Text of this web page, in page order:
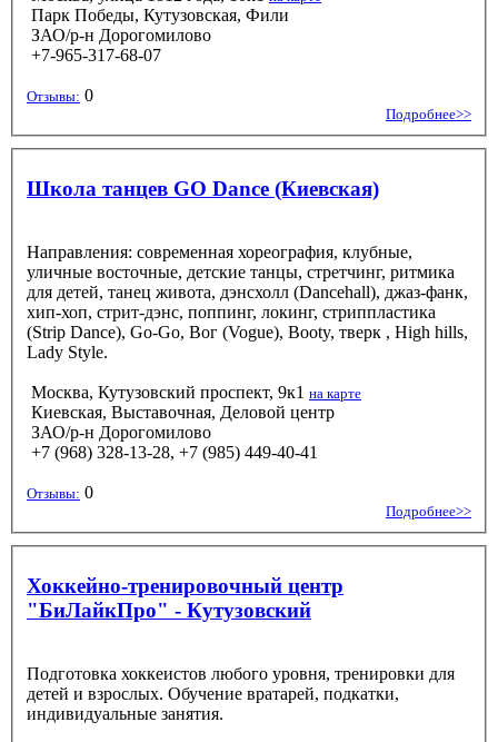
Парк Победы, Кутузовская, Фили
ЗАО/р-н Дорогомилово
+7-965-317-68-07
Отзывы: 0
Подробнее>>
Школа танцев GO Dance (Киевская)
Направления: современная хореография, клубные,
уличные восточные, детские танцы, стретчинг, ритмика
для детей, танец живота, дэнсхолл (Dancehall), джаз-фанк,
хип-хоп, стрит-дэнс, поппинг, локинг, стриппластика
(Strip Dance), Go-Go, Вог (Vogue), Booty, тверк , High hills,
Lady Style.
Москва, Кутузовский проспект, 9к1 на карте
Киевская, Выставочная, Деловой центр
ЗАО/р-н Дорогомилово
+7 (968) 328-13-28, +7 (985) 449-40-41
Отзывы: 0
Подробнее>>
Хоккейно-тренировочный центр
"БиЛайкПро" - Кутузовский
Подготовка хоккеистов любого уровня, тренировки для
детей и взрослых. Обучение вратарей, подкатки,
индивидуальные занятия.